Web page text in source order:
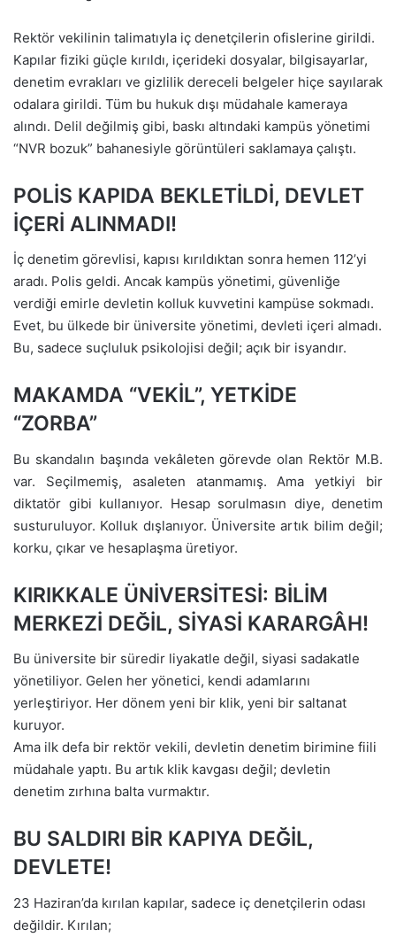
Rektör vekilinin talimatıyla iç denetçilerin ofislerine girildi.
Kapılar fiziki güçle kırıldı, içerideki dosyalar, bilgisayarlar,
denetim evrakları ve gizlilik dereceli belgeler hiçe sayılarak
odalara girildi. Tüm bu hukuk dışı müdahale kameraya
alındı. Delil değilmiş gibi, baskı altındaki kampüs yönetimi
“NVR bozuk” bahanesiyle görüntüleri saklamaya çalıştı.
POLİS KAPIDA BEKLETİLDİ, DEVLET
İÇERİ ALINMADI!
İç denetim görevlisi, kapısı kırıldıktan sonra hemen 112’yi
aradı. Polis geldi. Ancak kampüs yönetimi, güvenliğe
verdiği emirle devletin kolluk kuvvetini kampüse sokmadı.
Evet, bu ülkede bir üniversite yönetimi, devleti içeri almadı.
Bu, sadece suçluluk psikolojisi değil; açık bir isyandır.
MAKAMDA “VEKİL”, YETKİDE
“ZORBA”
Bu skandalın başında vekâleten görevde olan Rektör M.B.
var. Seçilmemiş, asaleten atanmamış. Ama yetkiyi bir
diktatör gibi kullanıyor. Hesap sorulmasın diye, denetim
susturuluyor. Kolluk dışlanıyor. Üniversite artık bilim değil;
korku, çıkar ve hesaplaşma üretiyor.
KIRIKKALE ÜNİVERSİTESİ: BİLİM
MERKEZİ DEĞİL, SİYASİ KARARGÂH!
Bu üniversite bir süredir liyakatle değil, siyasi sadakatle
yönetiliyor. Gelen her yönetici, kendi adamlarını
yerleştiriyor. Her dönem yeni bir klik, yeni bir saltanat
kuruyor.
Ama ilk defa bir rektör vekili, devletin denetim birimine fiili
müdahale yaptı. Bu artık klik kavgası değil; devletin
denetim zırhına balta vurmaktır.
BU SALDIRI BİR KAPIYA DEĞİL,
DEVLETE!
23 Haziran’da kırılan kapılar, sadece iç denetçilerin odası
değildir. Kırılan;